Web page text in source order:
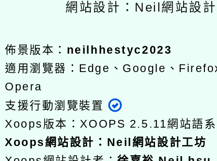
網站設計：Neil網站設
佈景版本： neilhhestyc2023
適用瀏覽器：Edge、Google、
Opera
支援行動瀏覽裝置
Xoops版本： XOOPS 2.5.11網站語
Xoops網站設計 ： Neil網站設計工坊